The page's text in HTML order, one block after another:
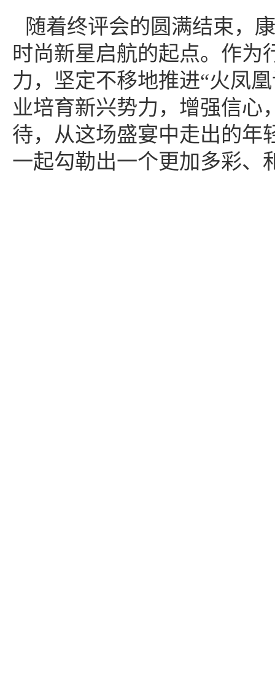
随着终评会的圆满结束，
时尚新星启航的起点。作为
力，坚定不移地推进“火凤
业培育新兴势力，增强信心
待，从这场盛宴中走出的年
一起勾勒出一个更加多彩、